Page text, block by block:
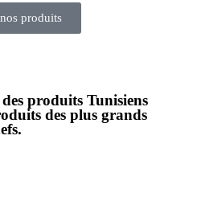
produits
produits Tunisiens
des plus grands